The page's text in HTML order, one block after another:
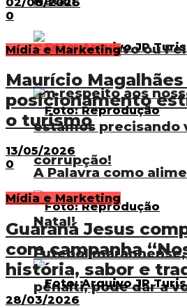
Em respeito aos
estamos precisando
corrupção!
Futebol
pênalti, pode dar a
Feliz Ano Novo ou
A Palavra como
Natal!
0
Mídia e Marketing
Maurício
posicionamento
o turismo
13/05/2026
0
Mídia e Marketing
Guaraná Jesus
com campanha
história, sabor e
28/03/2026